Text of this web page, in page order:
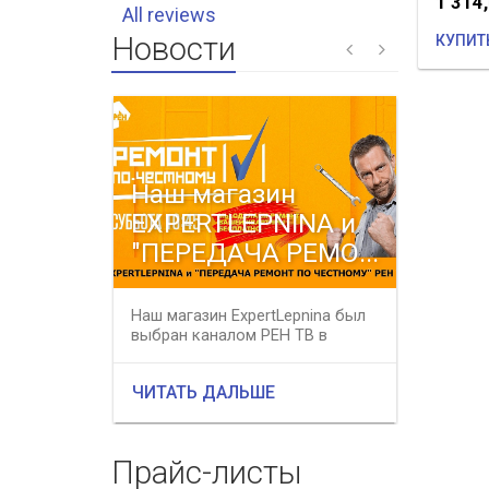
All reviews
Новости
Наш магазин
EXPERTLEPNINA и
"ПЕРЕДАЧА РЕМО...
Наш магазин ExpertLepnina был
выбран каналом РЕН ТВ в
ЧИТАТЬ ДАЛЬШЕ
Прайс-листы